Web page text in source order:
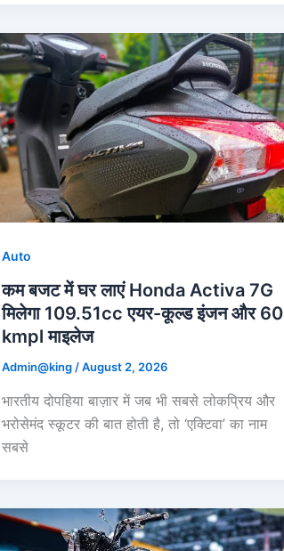
Auto
कम बजट में घर लाएं Honda Activa 7G
मिलेगा 109.51cc एयर-कूल्ड इंजन और 60
kmpl माइलेज
Admin@king /August 2, 2026
भारतीय दोपहिया बाज़ार में जब भी सबसे लोकप्रिय और
भरोसेमंद स्कूटर की बात होती है, तो ‘एक्टिवा’ का नाम
सबसे